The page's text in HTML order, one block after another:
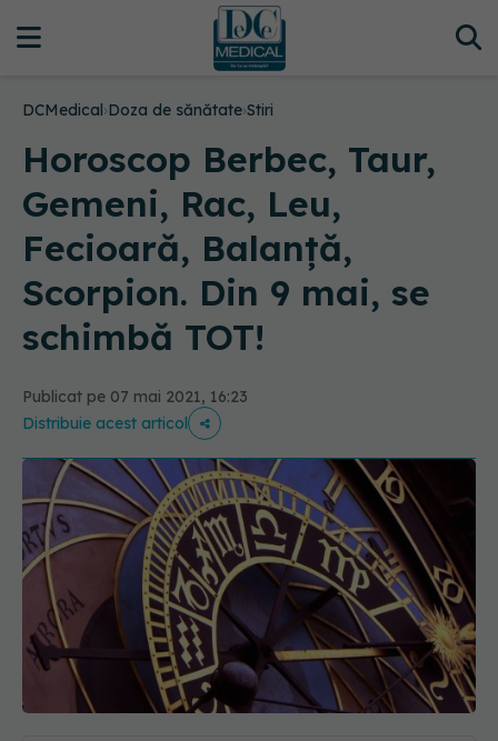
DCMedical›Doza de sănătate›Stiri
Horoscop Berbec, Taur,
Gemeni, Rac, Leu,
Fecioară, Balanță,
Scorpion. Din 9 mai, se
schimbă TOT!
Publicat pe 07 mai 2021, 16:23
Distribuie acest articol